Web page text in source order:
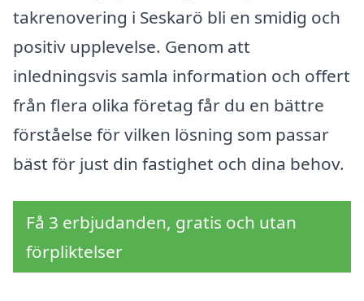
takrenovering i Seskarö bli en smidig och
positiv upplevelse. Genom att
inledningsvis samla information och offert
från flera olika företag får du en bättre
förståelse för vilken lösning som passar
bäst för just din fastighet och dina behov.
Få 3 erbjudanden, gratis och utan
förpliktelser